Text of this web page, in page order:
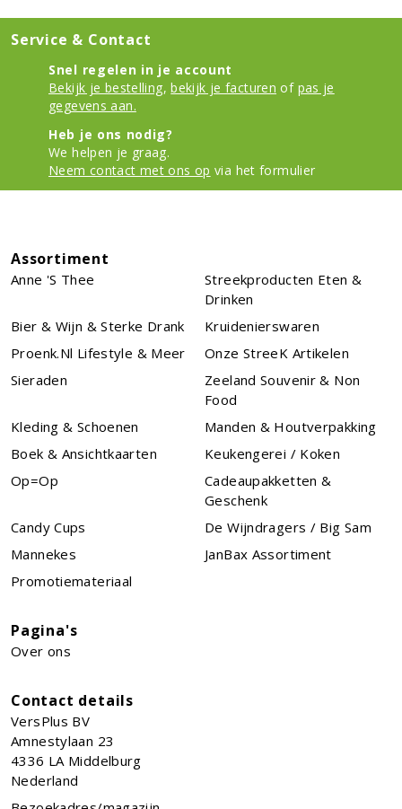
Service & Contact
Snel regelen in je account
Bekijk je bestelling, bekijk je facturen of pas je
gegevens aan.
Heb je ons nodig?
We helpen je graag.
Neem contact met ons op via het formulier
Assortiment
Anne 's Thee
Streekproducten Eten &
Drinken
Bier & Wijn & Sterke Drank
Kruidenierswaren
Proenk.nl Lifestyle & Meer
Onze StreeK Artikelen
Sieraden
Zeeland Souvenir & Non
Food
Kleding & Schoenen
Manden & Houtverpakking
Boek & Ansichtkaarten
Keukengerei / Koken
Op=Op
Cadeaupakketten &
Geschenk
Candy Cups
De Wijndragers / Big Sam
Mannekes
JanBax Assortiment
Promotiemateriaal
Pagina's
Over ons
Contact details
VersPlus BV
Amnestylaan 23
4336 LA Middelburg
Nederland